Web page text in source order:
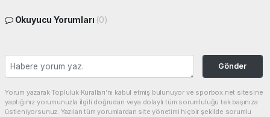
Okuyucu Yorumları (0)
Gönder
Yorum yazarak Topluluk Kuralları’nı kabul etmiş bulunuyor ve sporbox.net sitesine
yaptığınız yorumunuzla ilgili doğrudan veya dolaylı tüm sorumluluğu tek başınıza
üstleniyorsunuz. Yazılan tüm yorumlardan site yönetimi hiçbir şekilde sorumlu